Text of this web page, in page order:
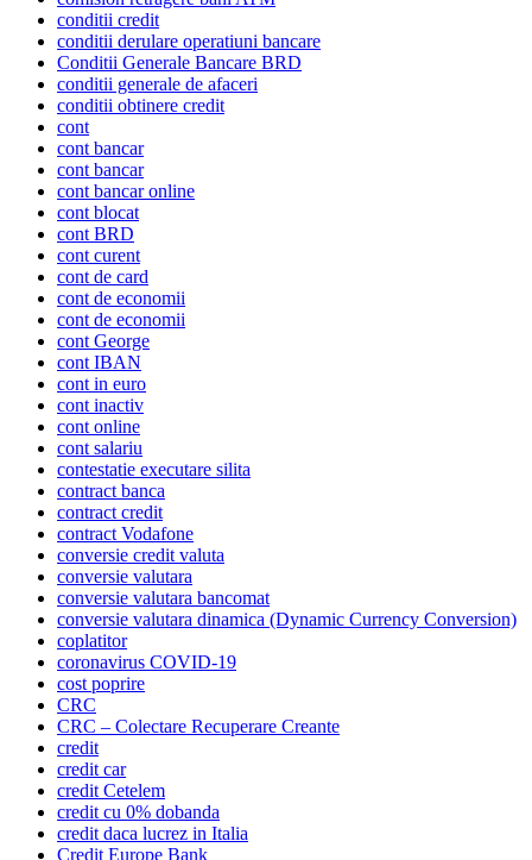
conditii credit
conditii derulare operatiuni bancare
Conditii Generale Bancare BRD
conditii generale de afaceri
conditii obtinere credit
cont
cont bancar
cont bancar
cont bancar online
cont blocat
cont BRD
cont curent
cont de card
cont de economii
cont de economii
cont George
cont IBAN
cont in euro
cont inactiv
cont online
cont salariu
contestatie executare silita
contract banca
contract credit
contract Vodafone
conversie credit valuta
conversie valutara
conversie valutara bancomat
conversie valutara dinamica (Dynamic Currency Conversion)
coplatitor
coronavirus COVID-19
cost poprire
CRC
CRC – Colectare Recuperare Creante
credit
credit car
credit Cetelem
credit cu 0% dobanda
credit daca lucrez in Italia
Credit Europe Bank